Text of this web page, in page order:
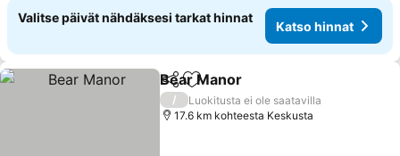
Valitse päivät nähdäksesi tarkat hinnat
Katso hinnat
Jaa Lisää suosikkeihin
Bear Manor
/
Luokitusta ei ole saatavilla
17.6 km kohteesta Keskusta